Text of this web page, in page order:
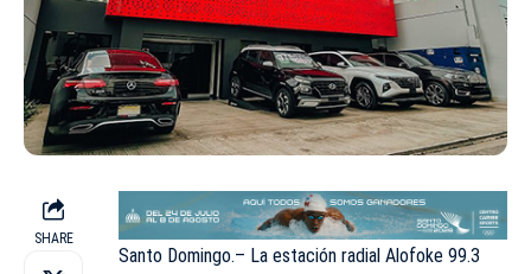
SHARE
Santo Domingo.– La estación radial Alofoke 99.3